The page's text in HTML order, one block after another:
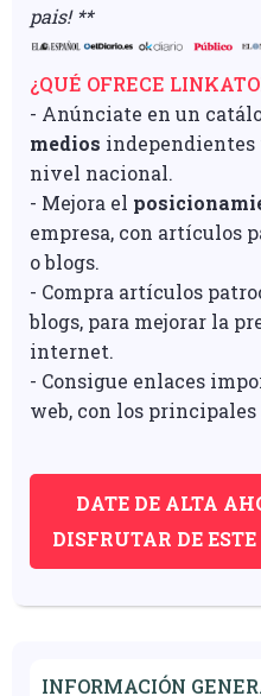
pais! **
¿QUÉ OFRECE
- Anúnciate en un
medios
nivel nacional.
- Mejora el
empresa, con artículos
o blogs.
- Compra artículos
blogs, para mejorar la
internet.
- Consigue enlaces
web, con los
DATE DE ALTA
DISFRUTAR DE
INFORMACIÓN